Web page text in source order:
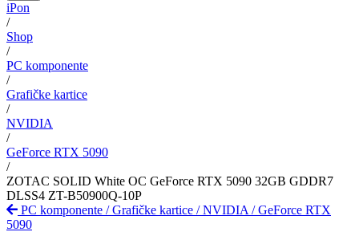
iPon
/
Shop
/
PC komponente
/
Grafičke kartice
/
NVIDIA
/
GeForce RTX 5090
/
ZOTAC SOLID White OC GeForce RTX 5090 32GB GDDR7
DLSS4 ZT-B50900Q-10P
PC komponente /Grafičke kartice /NVIDIA /GeForce RTX
5090